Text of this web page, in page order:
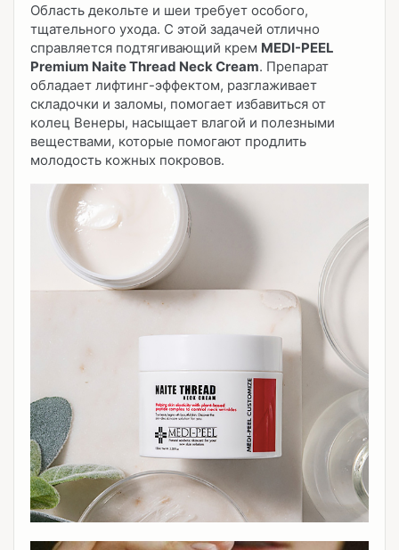
Область декольте и шеи требует особого,
тщательного ухода. С этой задачей отлично
справляется подтягивающий крем MEDI-PEEL
Premium Naite Thread Neck Cream. Препарат
обладает лифтинг-эффектом, разглаживает
складочки и заломы, помогает избавиться от
колец Венеры, насыщает влагой и полезными
веществами, которые помогают продлить
молодость кожных покровов.